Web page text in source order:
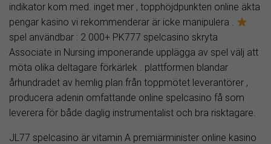
indikator kom med. inget mer , topphöjdpunkten online äkta
pengar kasino vi rekommenderar är icke manipulera .
spel användbar : 2 000+ PK777 spelcasino skryta
Associate in Nursing imponerande upplägga av spel välj att
möta olika deltagare förkärlek . plattformen blandar
århundradet av hemlig plan från toppmötet leverantörer ,
producera adenin omfattande online spelcasino få som
leverera för både daglig instrumentalist och bra risktagare.
JL77 spelcasino är vitamin A premiärminister online kasino